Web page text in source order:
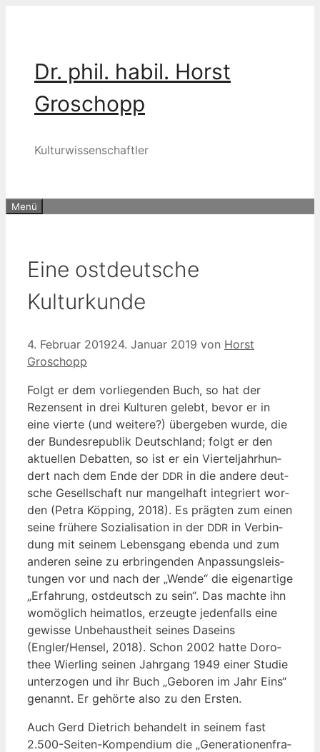
Dr. phil. habil. Horst
Groschopp
Kulturwissenschaftler
Menü
Eine ostdeutsche
Kulturkunde
4. Februar 201924. Januar 2019 von Horst
Groschopp
Folgt er dem vor­lie­gen­den Buch, so hat der
Rezen­sent in drei Kul­tu­ren gelebt, bevor er in
eine vier­te (und wei­te­re?) über­ge­ben wur­de, die
der Bun­des­re­pu­blik Deutsch­land; folgt er den
aktu­el­len Debat­ten, so ist er ein Vier­tel­jahr­hun­
dert nach dem Ende der DDR in die ande­re deut­
sche Gesell­schaft nur man­gel­haft inte­griert wor­
den (Petra Köp­ping, 2018). Es präg­ten zum einen
sei­ne frü­he­re Sozia­li­sa­ti­on in der DDR in Ver­bin­
dung mit sei­nem Lebens­gang eben­da und zum
ande­ren sei­ne zu erbrin­gen­den Anpas­sungs­leis­
tun­gen vor und nach der „Wen­de“ die eigen­ar­ti­ge
„Erfah­rung, ost­deutsch zu sein“. Das mach­te ihn
womög­lich hei­mat­los, erzeug­te jeden­falls eine
gewis­se Unbe­haust­heit sei­nes Daseins
(Engler/Hensel, 2018). Schon 2002 hat­te Doro­
thee Wier­ling sei­nen Jahr­gang 1949 einer Stu­die
unter­zo­gen und ihr Buch „Gebo­ren im Jahr Eins“
genannt. Er gehör­te also zu den Ersten.
Auch Gerd Diet­rich behan­delt in sei­nem fast
2.500-Seiten-Kompendium die „Gene­ra­tio­nen­fra­